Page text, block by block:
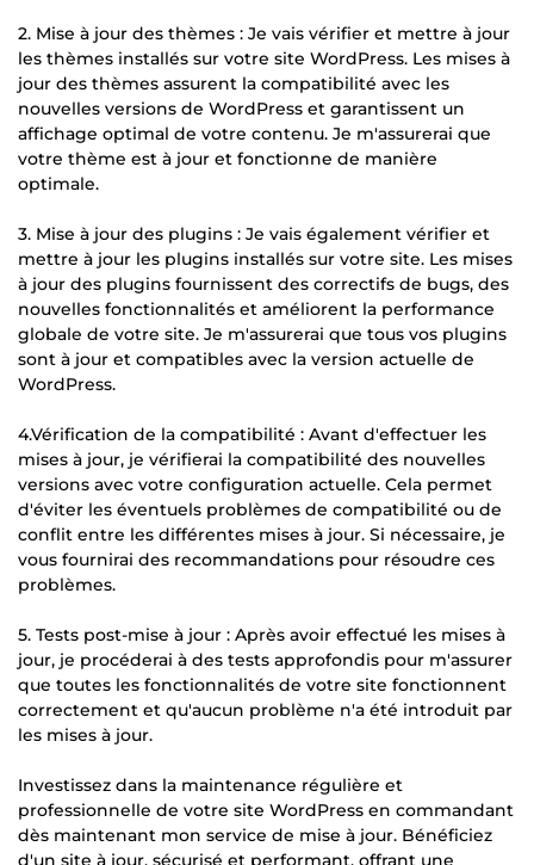
2. Mise à jour des thèmes : Je vais vérifier et mettre à jour
les thèmes installés sur votre site WordPress. Les mises à
jour des thèmes assurent la compatibilité avec les
nouvelles versions de WordPress et garantissent un
affichage optimal de votre contenu. Je m'assurerai que
votre thème est à jour et fonctionne de manière
optimale.
3. Mise à jour des plugins : Je vais également vérifier et
mettre à jour les plugins installés sur votre site. Les mises
à jour des plugins fournissent des correctifs de bugs, des
nouvelles fonctionnalités et améliorent la performance
globale de votre site. Je m'assurerai que tous vos plugins
sont à jour et compatibles avec la version actuelle de
WordPress.
4.Vérification de la compatibilité : Avant d'effectuer les
mises à jour, je vérifierai la compatibilité des nouvelles
versions avec votre configuration actuelle. Cela permet
d'éviter les éventuels problèmes de compatibilité ou de
conflit entre les différentes mises à jour. Si nécessaire, je
vous fournirai des recommandations pour résoudre ces
problèmes.
5. Tests post-mise à jour : Après avoir effectué les mises à
jour, je procéderai à des tests approfondis pour m'assurer
que toutes les fonctionnalités de votre site fonctionnent
correctement et qu'aucun problème n'a été introduit par
les mises à jour.
Investissez dans la maintenance régulière et
professionnelle de votre site WordPress en commandant
dès maintenant mon service de mise à jour. Bénéficiez
d'un site à jour, sécurisé et performant, offrant une